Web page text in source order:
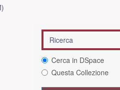
Cerca in DSpace
Questa Collezione